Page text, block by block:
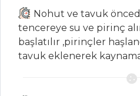
Pilav ve Makarna
Tüm Tarifleri
Nohut ve tavuk
tencereye su ve pirinç
başlatılır ,pirinçler
tavuk eklenerek